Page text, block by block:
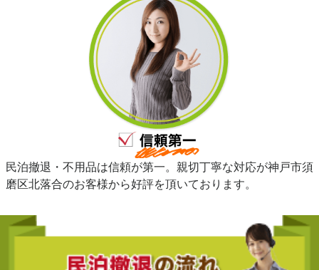
民泊撤退・不用品は信頼が第一。親切丁寧な対応が神戸市須
磨区北落合のお客様から好評を頂いております。